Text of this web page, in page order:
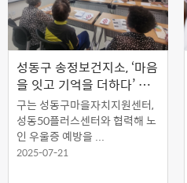
성동구 송정보건지소, ‘마음
을 잇고 기억을 더하다’ 운
영
구는 성동구마을자치지원센터,
성동50플러스센터와 협력해 노
인 우울증 예방을 ...
2025-07-21